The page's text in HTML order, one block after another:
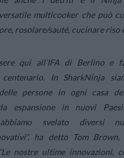
multicooker che può
rosolare/sauté, cucinare riso
qui all’IFA di Berlino e
In SharkNinja
persone in ogni casa
espansione in nuovi
svelato diversi
“, ha detto Tom Brown,
Le nostre ultime innovazioni,